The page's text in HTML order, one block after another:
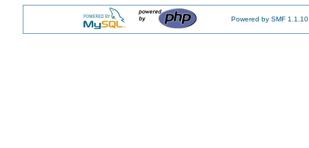
Powered by SMF 1.1.10